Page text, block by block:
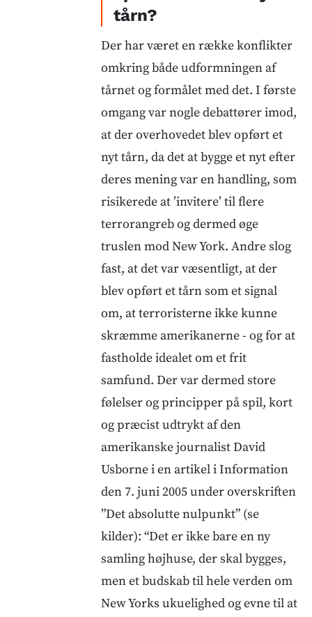
tårn?
Der har været en række konflikter
omkring både udformningen af
tårnet og formålet med det. I første
omgang var nogle debattører imod,
at der overhovedet blev opført et
nyt tårn, da det at bygge et nyt efter
deres mening var en handling, som
risikerede at ’invitere’ til flere
terrorangreb og dermed øge
truslen mod New York. Andre slog
fast, at det var væsentligt, at der
blev opført et tårn som et signal
om, at terroristerne ikke kunne
skræmme amerikanerne - og for at
fastholde idealet om et frit
samfund. Der var dermed store
følelser og principper på spil, kort
og præcist udtrykt af den
amerikanske journalist David
Usborne i en artikel i Information
den 7. juni 2005 under overskriften
”Det absolutte nulpunkt” (se
kilder): “Det er ikke bare en ny
samling højhuse, der skal bygges,
men et budskab til hele verden om
New Yorks ukuelighed og evne til at